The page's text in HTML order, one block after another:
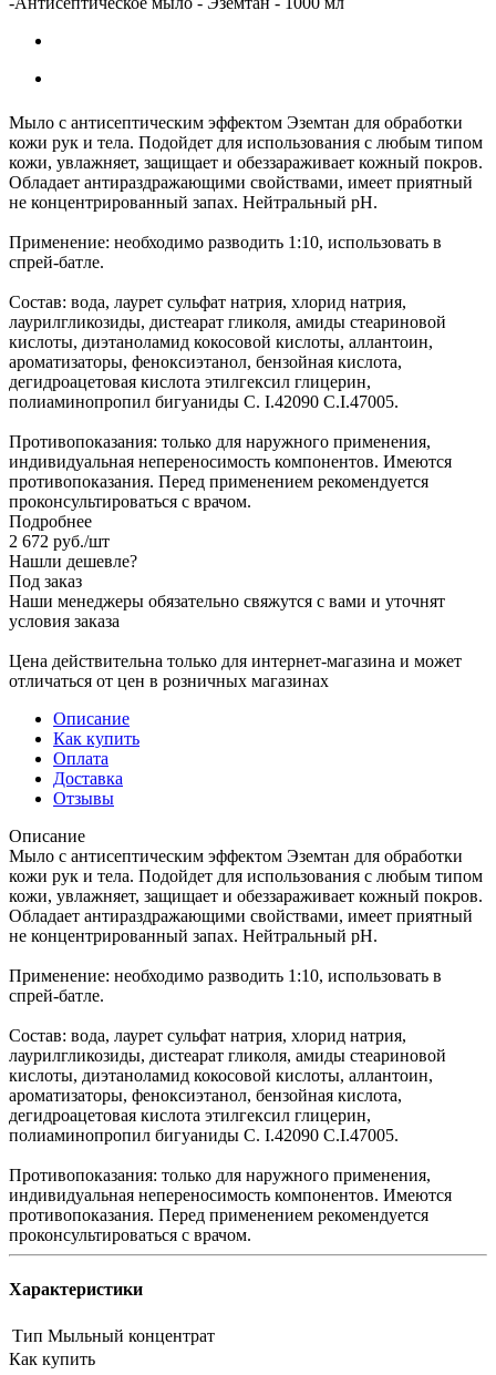
Мыло с антисептическим эффектом Эземтан для обработки
кожи рук и тела. Подойдет для использования с любым типом
кожи, увлажняет, защищает и обеззараживает кожный покров.
Обладает антираздражающими свойствами, имеет приятный
не концентрированный запах. Нейтральный рН.
Применение: необходимо разводить 1:10, использовать в
спрей-батле.
Состав: вода, лаурет сульфат натрия, хлорид натрия,
лаурилгликозиды, дистеарат гликоля, амиды стеариновой
кислоты, диэтаноламид кокосовой кислоты, аллантоин,
ароматизаторы, феноксиэтанол, бензойная кислота,
дегидроацетовая кислота этилгексил глицерин,
полиаминопропил бигуаниды С. I.42090 С.I.47005.
Противопоказания: только для наружного применения,
индивидуальная непереносимость компонентов. Имеются
противопоказания. Перед применением рекомендуется
проконсультироваться с врачом.
Подробнее
2 672 руб./шт
Нашли дешевле?
Под заказ
Наши менеджеры обязательно свяжутся с вами и уточнят
условия заказа
Цена действительна только для интернет-магазина и может
отличаться от цен в розничных магазинах
Описание
Как купить
Оплата
Доставка
Отзывы
Описание
Мыло с антисептическим эффектом Эземтан для обработки
кожи рук и тела. Подойдет для использования с любым типом
кожи, увлажняет, защищает и обеззараживает кожный покров.
Обладает антираздражающими свойствами, имеет приятный
не концентрированный запах. Нейтральный рН.
Применение: необходимо разводить 1:10, использовать в
спрей-батле.
Состав: вода, лаурет сульфат натрия, хлорид натрия,
лаурилгликозиды, дистеарат гликоля, амиды стеариновой
кислоты, диэтаноламид кокосовой кислоты, аллантоин,
ароматизаторы, феноксиэтанол, бензойная кислота,
дегидроацетовая кислота этилгексил глицерин,
полиаминопропил бигуаниды С. I.42090 С.I.47005.
Противопоказания: только для наружного применения,
индивидуальная непереносимость компонентов. Имеются
противопоказания. Перед применением рекомендуется
проконсультироваться с врачом.
Характеристики
Тип Мыльный концентрат
Как купить